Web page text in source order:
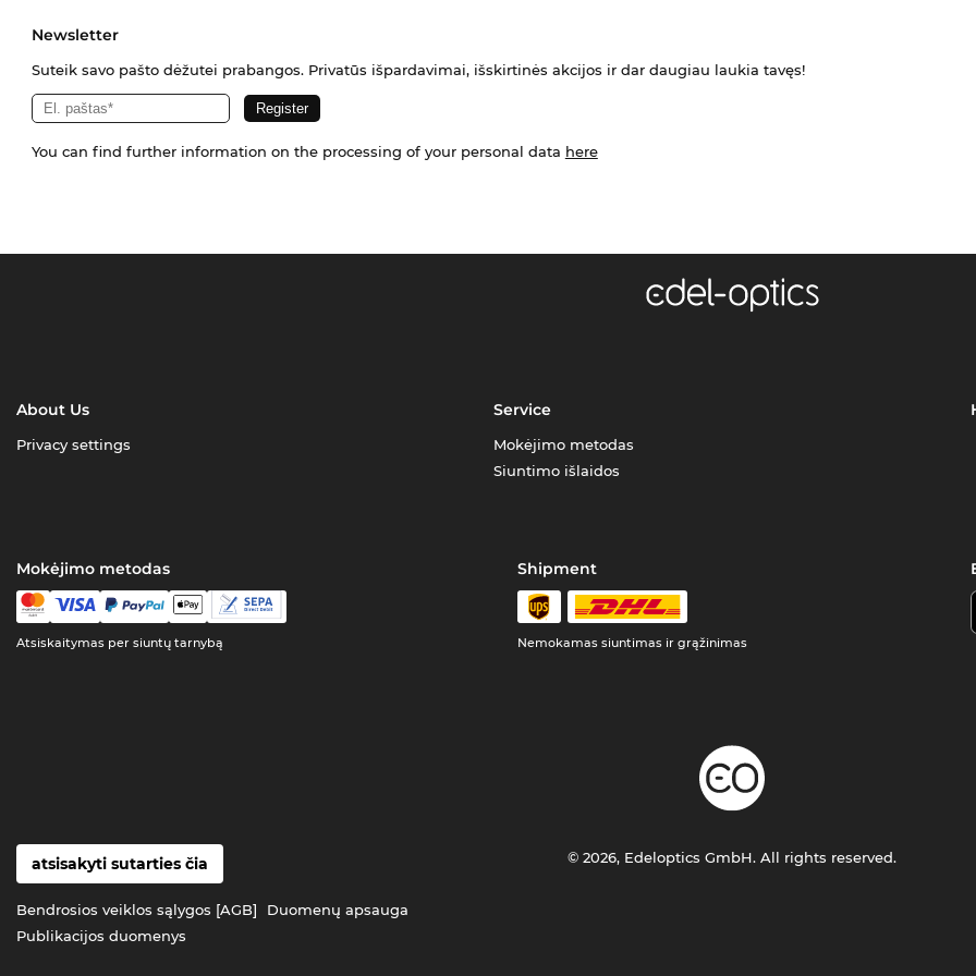
Newsletter
Suteik savo pašto dėžutei prabangos. Privatūs išpardavimai, išskirtinės akcijos ir dar daugiau laukia tavęs!
You can find further information on the processing of your personal data here
About Us
Privacy settings
Service
Mokėjimo metodas
Siuntimo išlaidos
Mokėjimo metodas
Atsiskaitymas per siuntų tarnybą
Shipment
Nemokamas siuntimas ir grąžinimas
atsisakyti sutarties čia
Bendrosios veiklos sąlygos [AGB]
Duomenų apsauga
Publikacijos duomenys
© 2026, Edeloptics GmbH. All rights reserved.